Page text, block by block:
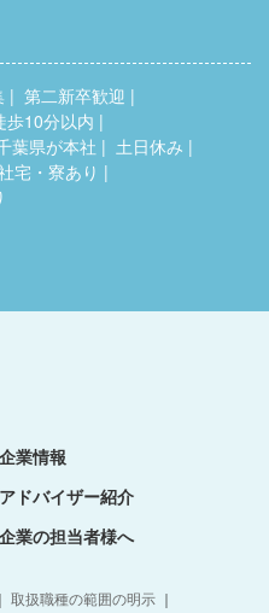
第二新卒歓迎
歩10分以内
葉県が本社
土日休み
宅・寮あり
企業情報
アドバイザー紹介
企業の担当者様へ
｜ 取扱職種の範囲の明示 ｜